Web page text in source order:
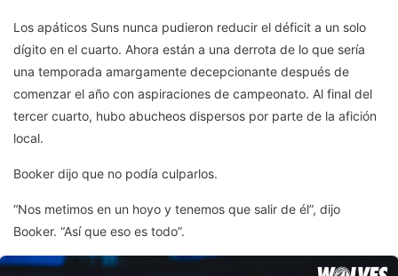
Los apáticos Suns nunca pudieron reducir el déficit a un solo
dígito en el cuarto. Ahora están a una derrota de lo que sería
una temporada amargamente decepcionante después de
comenzar el año con aspiraciones de campeonato. Al final del
tercer cuarto, hubo abucheos dispersos por parte de la afición
local.
Booker dijo que no podía culparlos.
“Nos metimos en un hoyo y tenemos que salir de él”, dijo
Booker. “Así que eso es todo”.